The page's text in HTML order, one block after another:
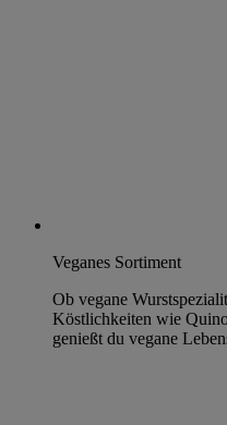
Veganes Sortiment
Ob vegane
Köstlichkeiten wie
genießt du vegane